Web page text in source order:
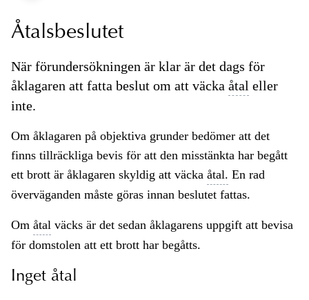
Åtalsbeslutet
När förundersökningen är klar är det dags för
åklagaren att fatta beslut om att väcka åtal eller
inte.
Om åklagaren på objektiva grunder bedömer att det
finns tillräckliga bevis för att den misstänkta har begått
ett brott är åklagaren skyldig att väcka åtal. En rad
överväganden måste göras innan beslutet fattas.
Om åtal väcks är det sedan åklagarens uppgift att bevisa
för domstolen att ett brott har begåtts.
Inget åtal